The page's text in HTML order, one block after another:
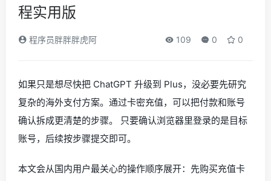
程实用版
程序员胖胖胖虎阿 109 0 0
如果只是想尽快把 ChatGPT 升级到 Plus，没必要先研究
复杂的海外支付方案。通过卡密充值，可以把付款和账号
确认拆成更清楚的步骤。 只要确认浏览器里登录的是目标
账号，后续按步骤提交即可。
本文会从国内用户最关心的操作顺序展开：先购买充值卡